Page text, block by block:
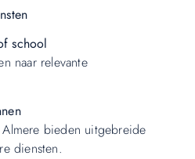
school
naar relevante
bieden uitgebreide
diensten.